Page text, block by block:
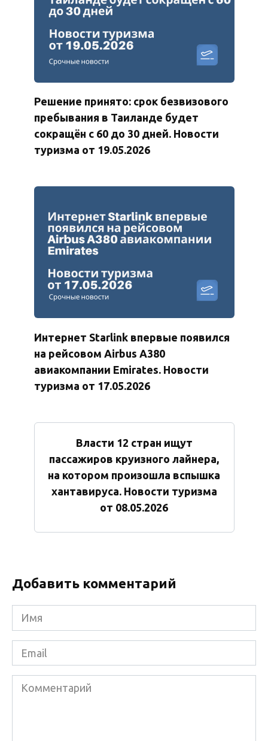
Решение принято: срок безвизового
пребывания в Таиланде будет
сокращён с 60 до 30 дней. Новости
туризма от 19.05.2026
Интернет Starlink впервые появился
на рейсовом Airbus A380
авиакомпании Emirates. Новости
туризма от 17.05.2026
Власти 12 стран ищут
пассажиров круизного лайнера,
на котором произошла вспышка
хантавируса. Новости туризма
от 08.05.2026
Добавить комментарий
Имя
*
Email
*
Комментарий